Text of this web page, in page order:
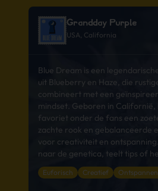
Grandday Purple
USA, California
Blue Dream is een
uit Blueberry en Haze, die
combineert met een
mindset. Geboren in Californië,
favoriet onder de fans een
zachte rook en gebalanceerde
voor creativiteit en
naar de genetica, teelt tips of
Euforisch Creatief